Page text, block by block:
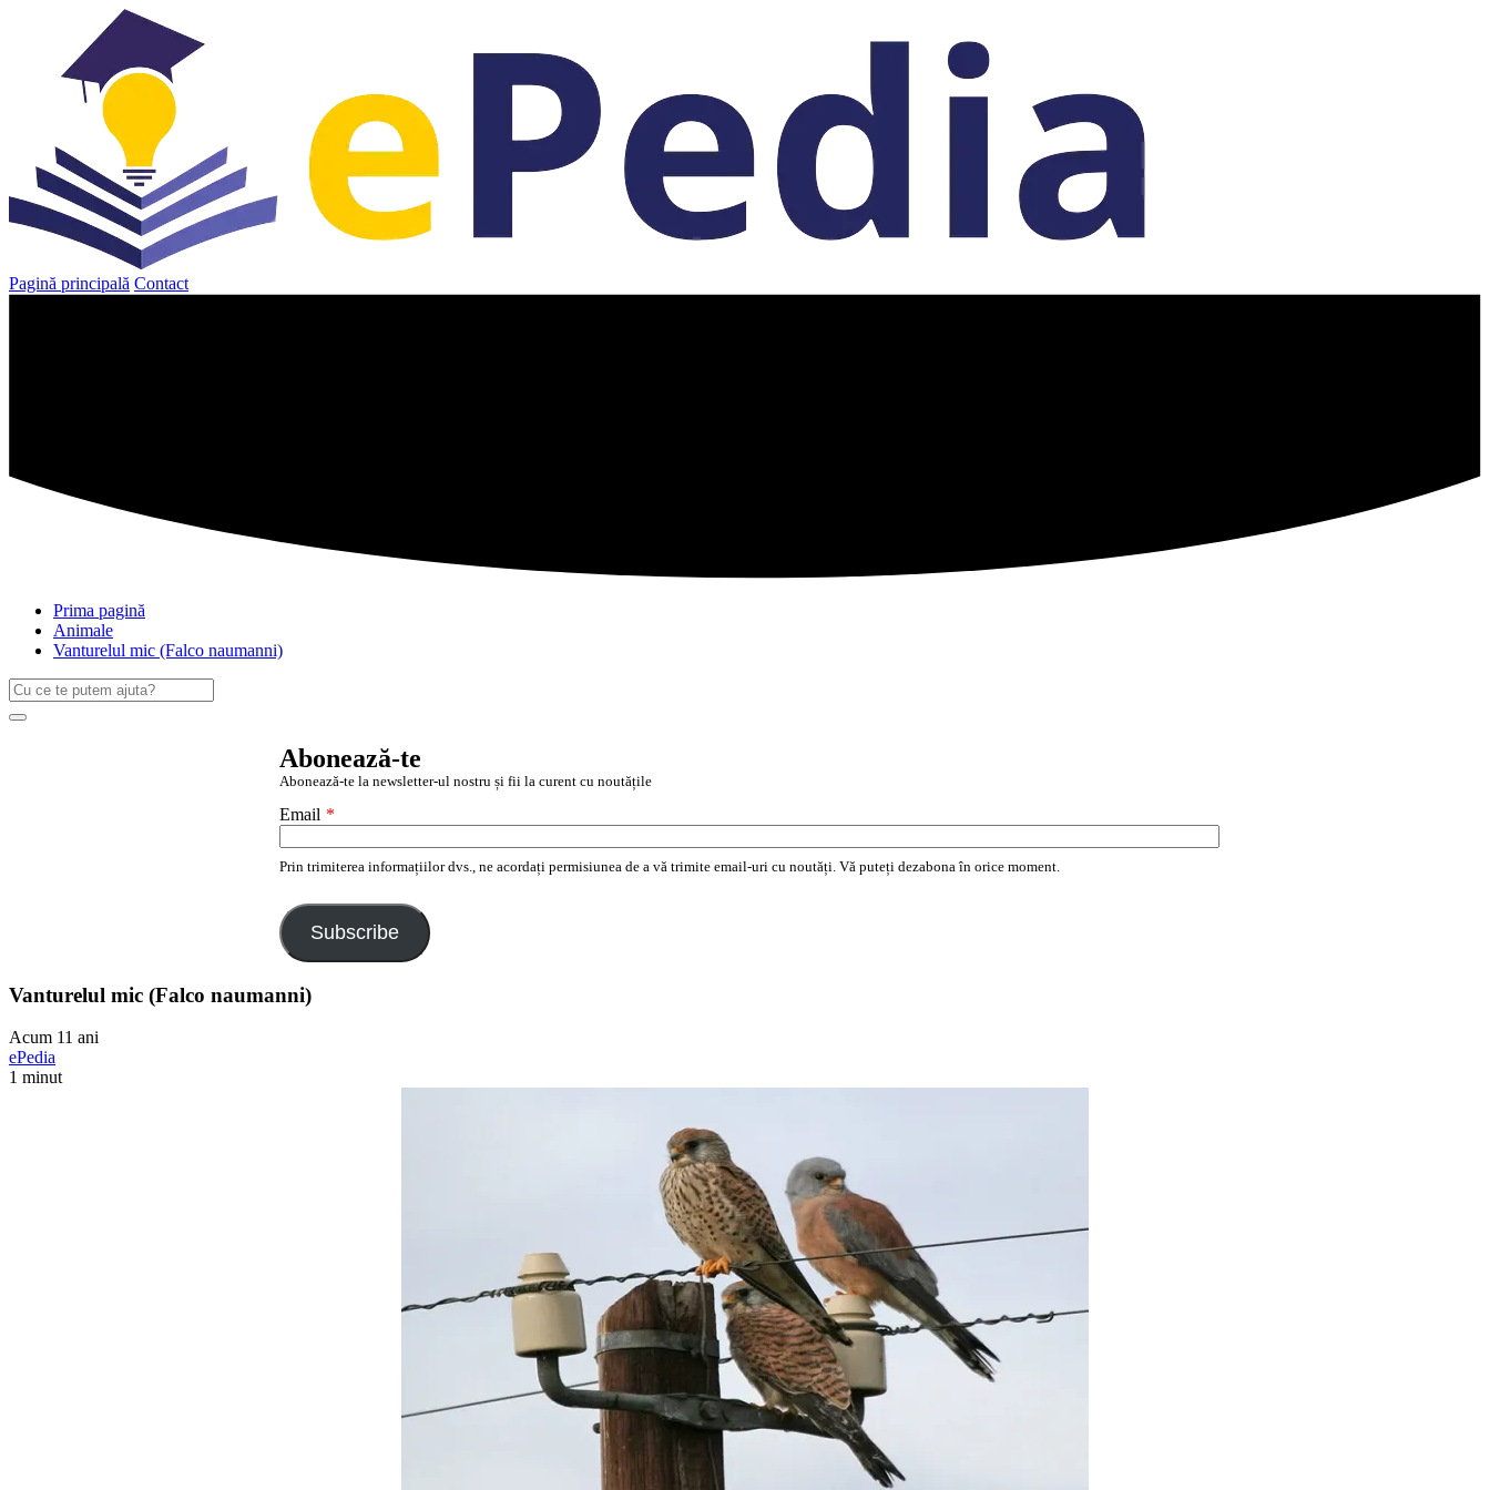
Pagină principală Contact
Prima pagină
Animale
Vanturelul mic (Falco naumanni)
Caută
după:
Search
Abonează-te
Abonează-te la newsletter-ul nostru și fii la curent cu noutățile
Email *
Prin trimiterea informațiilor dvs., ne acordați permisiunea de a vă trimite email-uri cu noutăți. Vă puteți dezabona în orice moment.
Subscribe
Vanturelul mic (Falco naumanni)
Acum 11 ani
ePedia
1 minut